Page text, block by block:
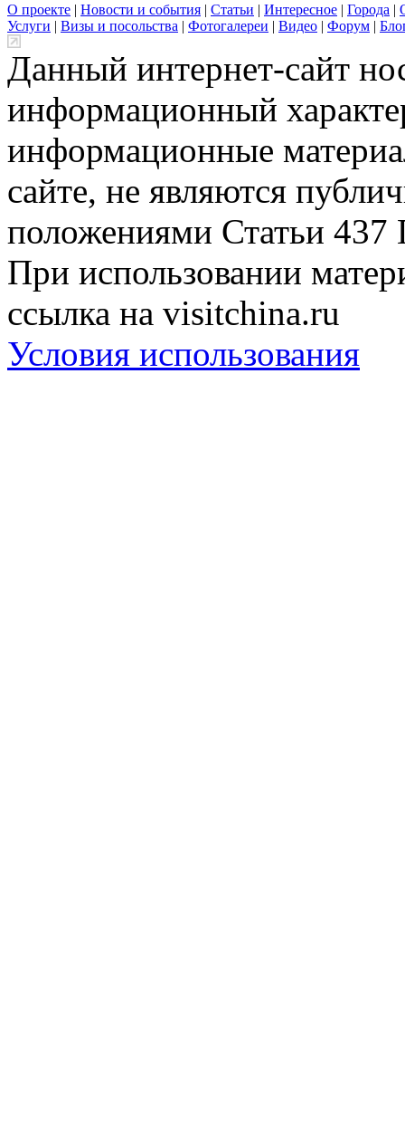
О проекте | Новости и события | Статьи | Интересное | Города |
Услуги | Визы и посольства | Фотогалереи | Видео | Форум |
Данный интернет-сайт
информационный
информационные
сайте, не являются
положениями Статьи 437
При использовании
ссылка на visitchina.ru
Условия использования